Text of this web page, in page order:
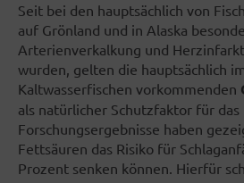
Seit bei den hauptsächlich von
auf Grönland und in Alaska
Arterienverkalkung und
wurden, gelten die hauptsächlich
Kaltwasserfischen vorkommenden
als natürlicher Schutzfaktor für das
Forschungsergebnisse haben
Fettsäuren das Risiko für
Prozent senken können. Hierfür